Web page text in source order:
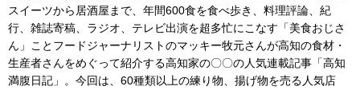
スイーツから居酒屋まで、年間600食を食べ歩き、料理評論、紀
行、雑誌寄稿、ラジオ、テレビ出演を超多忙にこなす「美食おじさ
ん」ことフードジャーナリストのマッキー牧元さんが高知の食材・
生産者さんをめぐって紹介する高知家の〇〇の人気連載記事「高知
満腹日記」。今回は、60種類以上の練り物、揚げ物を売る人気店